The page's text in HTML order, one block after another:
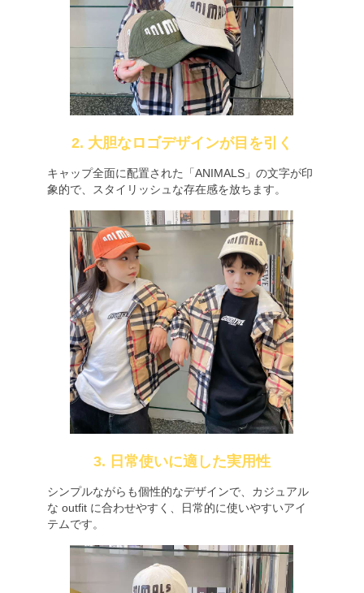
2. 大胆なロゴデザインが目を引く
キャップ全面に配置された「ANIMALS」の文字が印
象的で、スタイリッシュな存在感を放ちます。
3. 日常使いに適した実用性
シンプルながらも個性的なデザインで、カジュアル
な outfit に合わせやすく、日常的に使いやすいアイ
テムです。